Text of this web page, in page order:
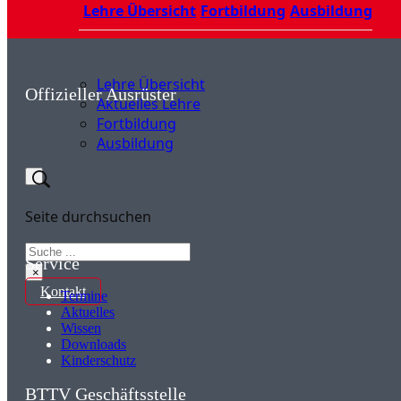
Lehre Übersicht Fortbildung Ausbildung
Lehre Übersicht
Aktuelles Lehre
Fortbildung
Ausbildung
Seite durchsuchen
Suchen
×
Kontakt
Offizieller Ausrüster
Service
Termine
Aktuelles
Wissen
Downloads
Kinderschutz
BTTV Geschäftsstelle